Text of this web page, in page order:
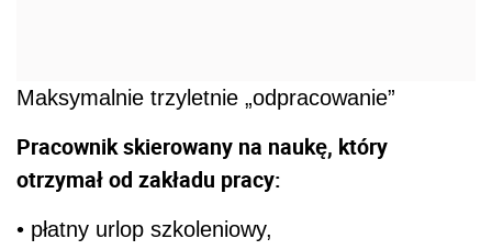
Maksymalnie trzyletnie „odpracowanie”
Pracownik skierowany na naukę, który
otrzymał od zakładu pracy:
• płatny urlop szkoleniowy,